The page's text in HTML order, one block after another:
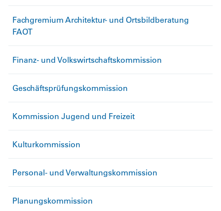
Fachgremium Architektur- und Ortsbildberatung
FAOT
Finanz- und Volkswirtschaftskommission
Geschäftsprüfungskommission
Kommission Jugend und Freizeit
Kulturkommission
Personal- und Verwaltungskommission
Planungskommission